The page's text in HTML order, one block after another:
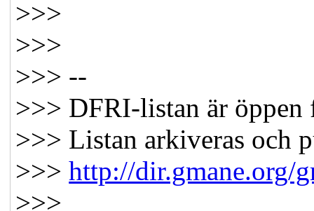
>>>
>>>
>>> --
>>> DFRI-listan är öppen
>>> Listan arkiveras och
>>>http://dir.gmane.org/
>>>